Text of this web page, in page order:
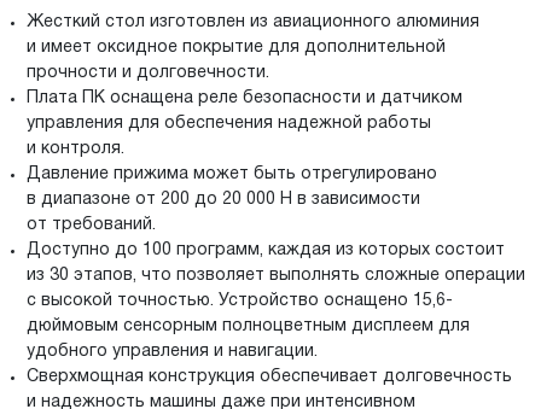
Жесткий стол изготовлен из авиационного алюминия
и имеет оксидное покрытие для дополнительной
прочности и долговечности.
Плата ПК оснащена реле безопасности и датчиком
управления для обеспечения надежной работы
и контроля.
Давление прижима может быть отрегулировано
в диапазоне от 200 до 20 000 H в зависимости
от требований.
Доступно до 100 программ, каждая из которых состоит
из 30 этапов, что позволяет выполнять сложные операции
с высокой точностью. Устройство оснащено 15,6-
дюймовым сенсорным полноцветным дисплеем для
удобного управления и навигации.
Сверхмощная конструкция обеспечивает долговечность
и надежность машины даже при интенсивном